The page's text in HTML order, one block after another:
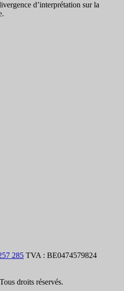
d’interprétation sur la
285 TVA : BE0474579824
droits réservés.